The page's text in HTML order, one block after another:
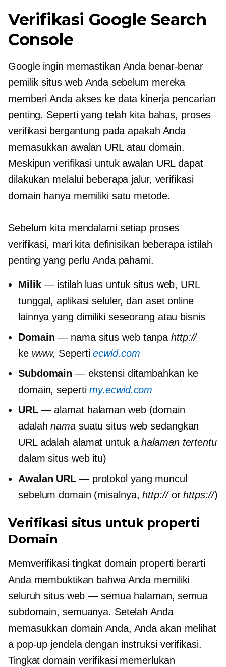
Verifikasi Google Search
Console
Google ingin memastikan Anda benar-benar
pemilik situs web Anda sebelum mereka
memberi Anda akses ke data kinerja pencarian
penting. Seperti yang telah kita bahas, proses
verifikasi bergantung pada apakah Anda
memasukkan awalan URL atau domain.
Meskipun verifikasi untuk awalan URL dapat
dilakukan melalui beberapa jalur, verifikasi
domain hanya memiliki satu metode.
Sebelum kita mendalami setiap proses
verifikasi, mari kita definisikan beberapa istilah
penting yang perlu Anda pahami.
Milik— istilah luas untuk situs web, URL
tunggal, aplikasi seluler, dan aset online
lainnya yang dimiliki seseorang atau bisnis
Domain — nama situs web tanpahttp://
ke www, Sepertiecwid.com
Subdomain — ekstensi ditambahkan ke
domain, sepertimy.ecwid.com
URL— alamat halaman web (domain
adalahnamasuatu situs web sedangkan
URL adalah alamat untuk ahalaman tertentu
dalam situs web itu)
Awalan URL — protokol yang muncul
sebelum domain (misalnya,http://orhttps://)
Verifikasi situs untuk properti
Domain
Memverifikasi tingkat domain properti berarti
Anda membuktikan bahwa Anda memiliki
seluruh situs web — semua halaman, semua
subdomain, semuanya. Setelah Anda
memasukkan domain Anda, Anda akan melihat
a pop-up jendela dengan instruksi verifikasi.
Tingkat domain verifikasi memerlukan